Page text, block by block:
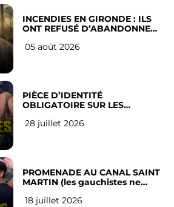
INCENDIES EN GIRONDE : ILS
ONT REFUSÉ D’ABANDONNER
05 août 2026
PIÈCE D’IDENTITÉ
OBLIGATOIRE SUR LES
Français
28 juillet 2026
PROMENADE AU CANAL SAINT
MARTIN (les gauchistes ne
18 juillet 2026